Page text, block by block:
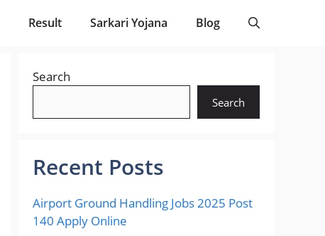
Result Sarkari Yojana Blog
Search
Search
Recent Posts
Airport Ground Handling Jobs 2025 Post
140 Apply Online